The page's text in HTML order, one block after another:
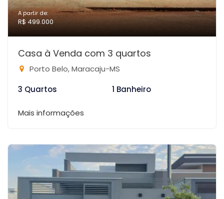
A partir de:
R$ 499.000
Casa à Venda com 3 quartos
Porto Belo, Maracaju-MS
3 Quartos
1 Banheiro
Mais informações